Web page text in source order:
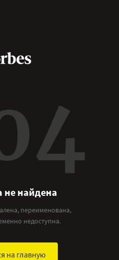
не найдена
переименована,
недоступна.
на главную